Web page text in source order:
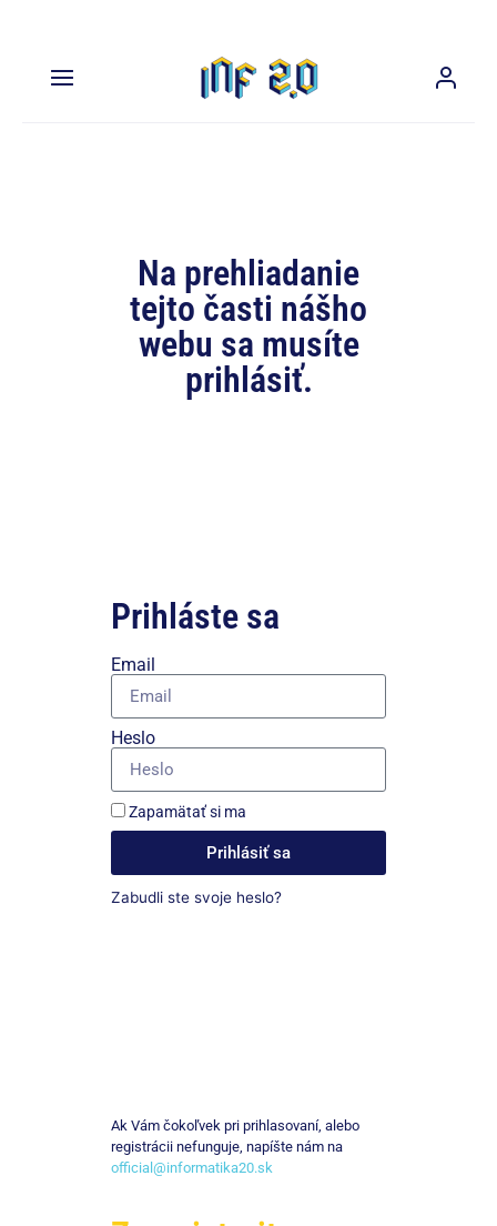
Na prehliadanie
tejto časti nášho
webu sa musíte
prihlásiť.
Prihláste sa
Email
Heslo
Zapamätať si ma
Prihlásiť sa
Zabudli ste svoje heslo?
Ak Vám čokoľvek pri prihlasovaní, alebo
registrácii nefunguje, napíšte nám na
official@informatika20.sk